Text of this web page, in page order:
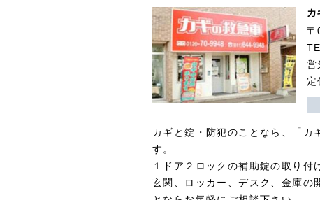
カ
定
カギと錠・防犯のことなら、「カ
す。
１ドア２ロックの補助錠の取り
玄関、ロッカー、デスク、金庫の